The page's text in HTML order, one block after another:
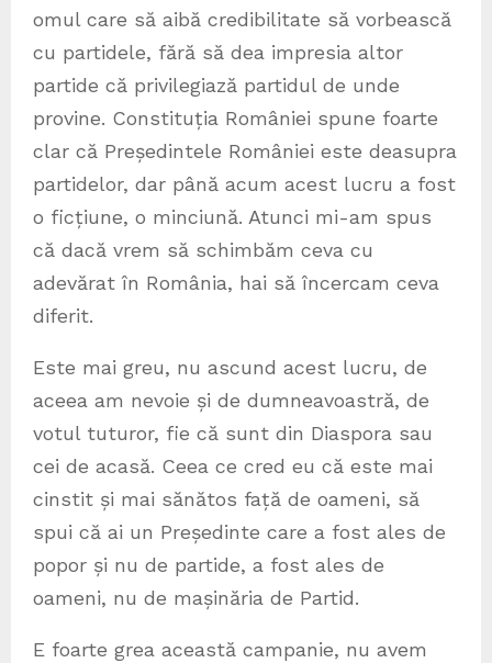
omul care să aibă credibilitate să vorbească
cu partidele, fără să dea impresia altor
partide că privilegiază partidul de unde
provine. Constituția României spune foarte
clar că Președintele României este deasupra
partidelor, dar până acum acest lucru a fost
o ficțiune, o minciună. Atunci mi-am spus
că dacă vrem să schimbăm ceva cu
adevărat în România, hai să încercam ceva
diferit.
Este mai greu, nu ascund acest lucru, de
aceea am nevoie și de dumneavoastră, de
votul tuturor, fie că sunt din Diaspora sau
cei de acasă. Ceea ce cred eu că este mai
cinstit și mai sănătos față de oameni, să
spui că ai un Președinte care a fost ales de
popor și nu de partide, a fost ales de
oameni, nu de mașinăria de Partid.
E foarte grea această campanie, nu avem